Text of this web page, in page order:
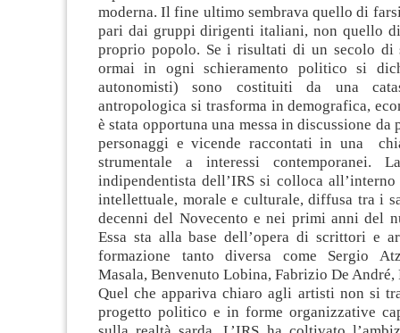
moderna. Il fine ultimo sembrava quello di
pari dai gruppi dirigenti italiani, non quello
proprio popolo. Se i risultati di un secolo
ormai in ogni schieramento politico si
autonomisti) sono costituiti da una
antropologica si trasforma in demografica,
è stata opportuna una messa in discussione da
personaggi e vicende raccontati in una
strumentale a interessi contemporanei.
indipendentista dell’IRS si colloca all’interno
intellettuale, morale e culturale, diffusa tra i
decenni del Novecento e nei primi anni del
Essa sta alla base dell’opera di scrittori e
formazione tanto diversa come Sergio
Masala, Benvenuto Lobina, Fabrizio De
Quel che appariva chiaro agli artisti non si
progetto politico e in forme organizzative